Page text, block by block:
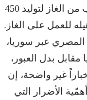
يقدِّر الوزير غجر قدر حاجة لبنان من الغاز بـ600 مليون متر مكعّب من الغاز لتوليد 450
للعمل على الغاز.
الغاز المصري عبر سوريا،
بدل العبور،
غير واضحة، إن
الأضرار التي